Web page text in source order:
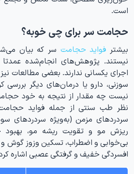
است.
حجامت سر برای چی خوبه؟
بیشتر فواید حجامت سر که بیان
نیستند. پژوهش‌های انجام‌شده
اجرای یکسانی ندارند. بعضی مطالعات
سوزنی، دارو یا درمان‌های دیگر بررسی
نیست چه مقدار از نتیجه به خود
نظر طب سنتی از جمله فواید
سردردهای مزمن (به‌ویژه سردردهای
ریزش مو و تقویت ریشه مو، بهبود
بی‌خوابی و اضطراب، تسکین وزوز گوش
افسردگی خفیف و گرفتگی عصبی اشاره